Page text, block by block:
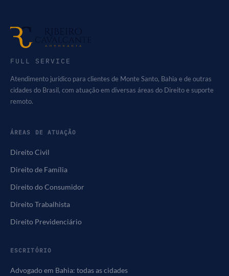
FULL SERVICE
Atendimento jurídico para clientes de Monte Santo, Bahia e de outras
cidades do Brasil, com atuação em diversas áreas do Direito e suporte
remoto.
ÁREAS DE ATUAÇÃO
Direito Civil
Direito de Família
Direito do Consumidor
Direito Trabalhista
Direito Previdenciário
ESCRITÓRIO
Advogado em Bahia: todas as cidades